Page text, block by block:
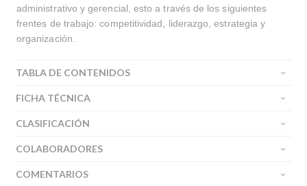
administrativo y gerencial, esto a través de los siguientes
frentes de trabajo: competitividad, liderazgo, estrategia y
organización.
TABLA DE CONTENIDOS
FICHA TÉCNICA
CLASIFICACIÓN
COLABORADORES
COMENTARIOS